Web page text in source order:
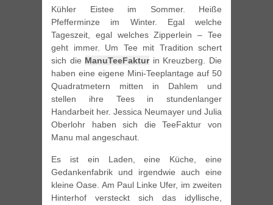
Kühler Eistee im Sommer. Heiße
Pfefferminze im Winter. Egal welche
Tageszeit, egal welches Zipperlein – Tee
geht immer. Um Tee mit Tradition schert
sich die ManuTeeFakturin Kreuzberg. Die
haben eine eigene Mini-Teeplantage auf 50
Quadratmetern mitten in Dahlem und
stellen ihre Tees in stundenlanger
Handarbeit her. Jessica Neumayer und Julia
Oberlohr haben sich die TeeFaktur von
Manu mal angeschaut.
Es ist ein Laden, eine Küche, eine
Gedankenfabrik und irgendwie auch eine
kleine Oase. Am Paul Linke Ufer, im zweiten
Hinterhof versteckt sich das idyllische,